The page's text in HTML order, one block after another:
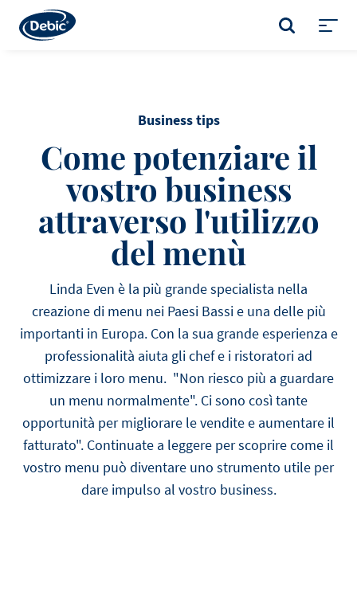
main
CERCA
Business tips
Come potenziare il
vostro business
attraverso l'utilizzo
del menù
Linda Even è la più grande specialista nella
creazione di menu nei Paesi Bassi e una delle più
importanti in Europa. Con la sua grande esperienza e
professionalità aiuta gli chef e i ristoratori ad
ottimizzare i loro menu. "Non riesco più a guardare
un menu normalmente". Ci sono così tante
opportunità per migliorare le vendite e aumentare il
fatturato". Continuate a leggere per scoprire come il
vostro menu può diventare uno strumento utile per
dare impulso al vostro business.